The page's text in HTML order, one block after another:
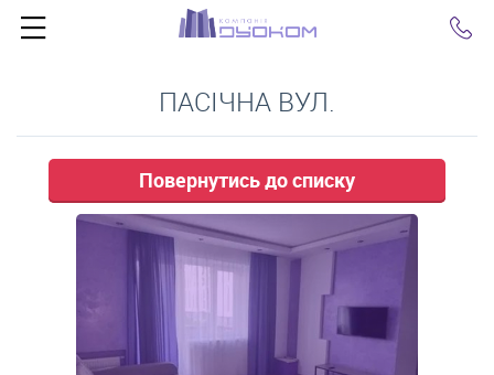
ПАСІЧНА ВУЛ.
Повернутись до списку